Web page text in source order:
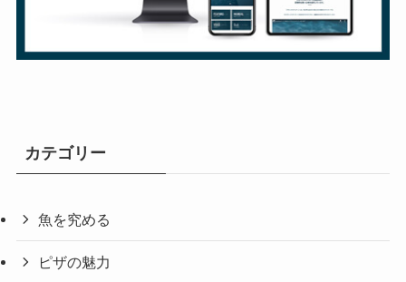
カテゴリー
魚を究める
ピザの魅力